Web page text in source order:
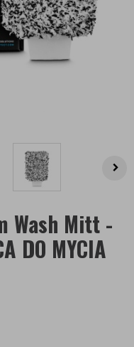
Wash Mitt -
DO MYCIA